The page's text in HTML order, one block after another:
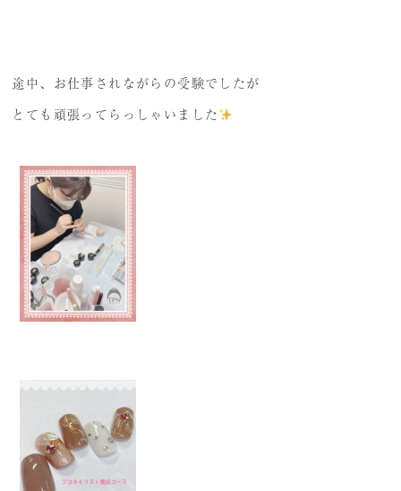
途中、お仕事されながらの受験でしたが
とても頑張ってらっしゃいました